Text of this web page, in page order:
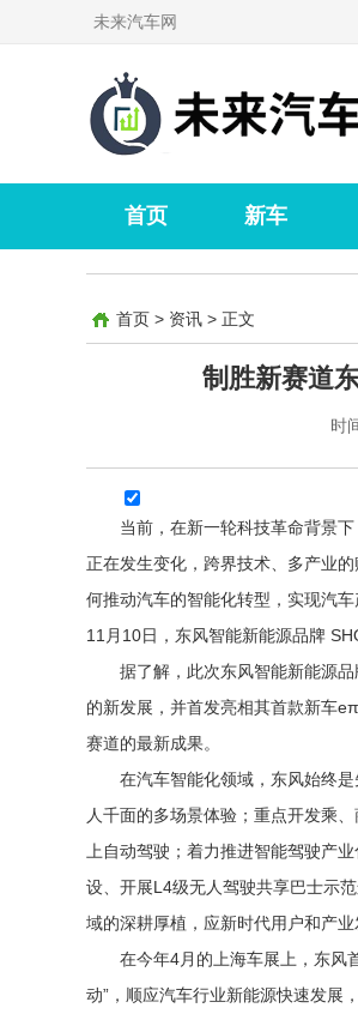
未来汽车网
首页 新车
首页 > 资讯 > 正文
制胜新赛道
时
当前，在新一轮科技革命背景
正在发生变化，跨界技术、多产业
何推动汽车的智能化转型，实现汽
11月10日，东风智能新能源品牌
据了解，此次东风智能新能源
的新发展，并首发亮相其首款新车
赛道的最新成果。
在汽车智能化领域，东风始终
人千面的多场景体验；重点开发乘
上自动驾驶；着力推进智能驾驶产
设、开展L4级无人驾驶共享巴士示
域的深耕厚植，应新时代用户和产
在今年4月的上海车展上，东风
动”，顺应汽车行业新能源快速发展